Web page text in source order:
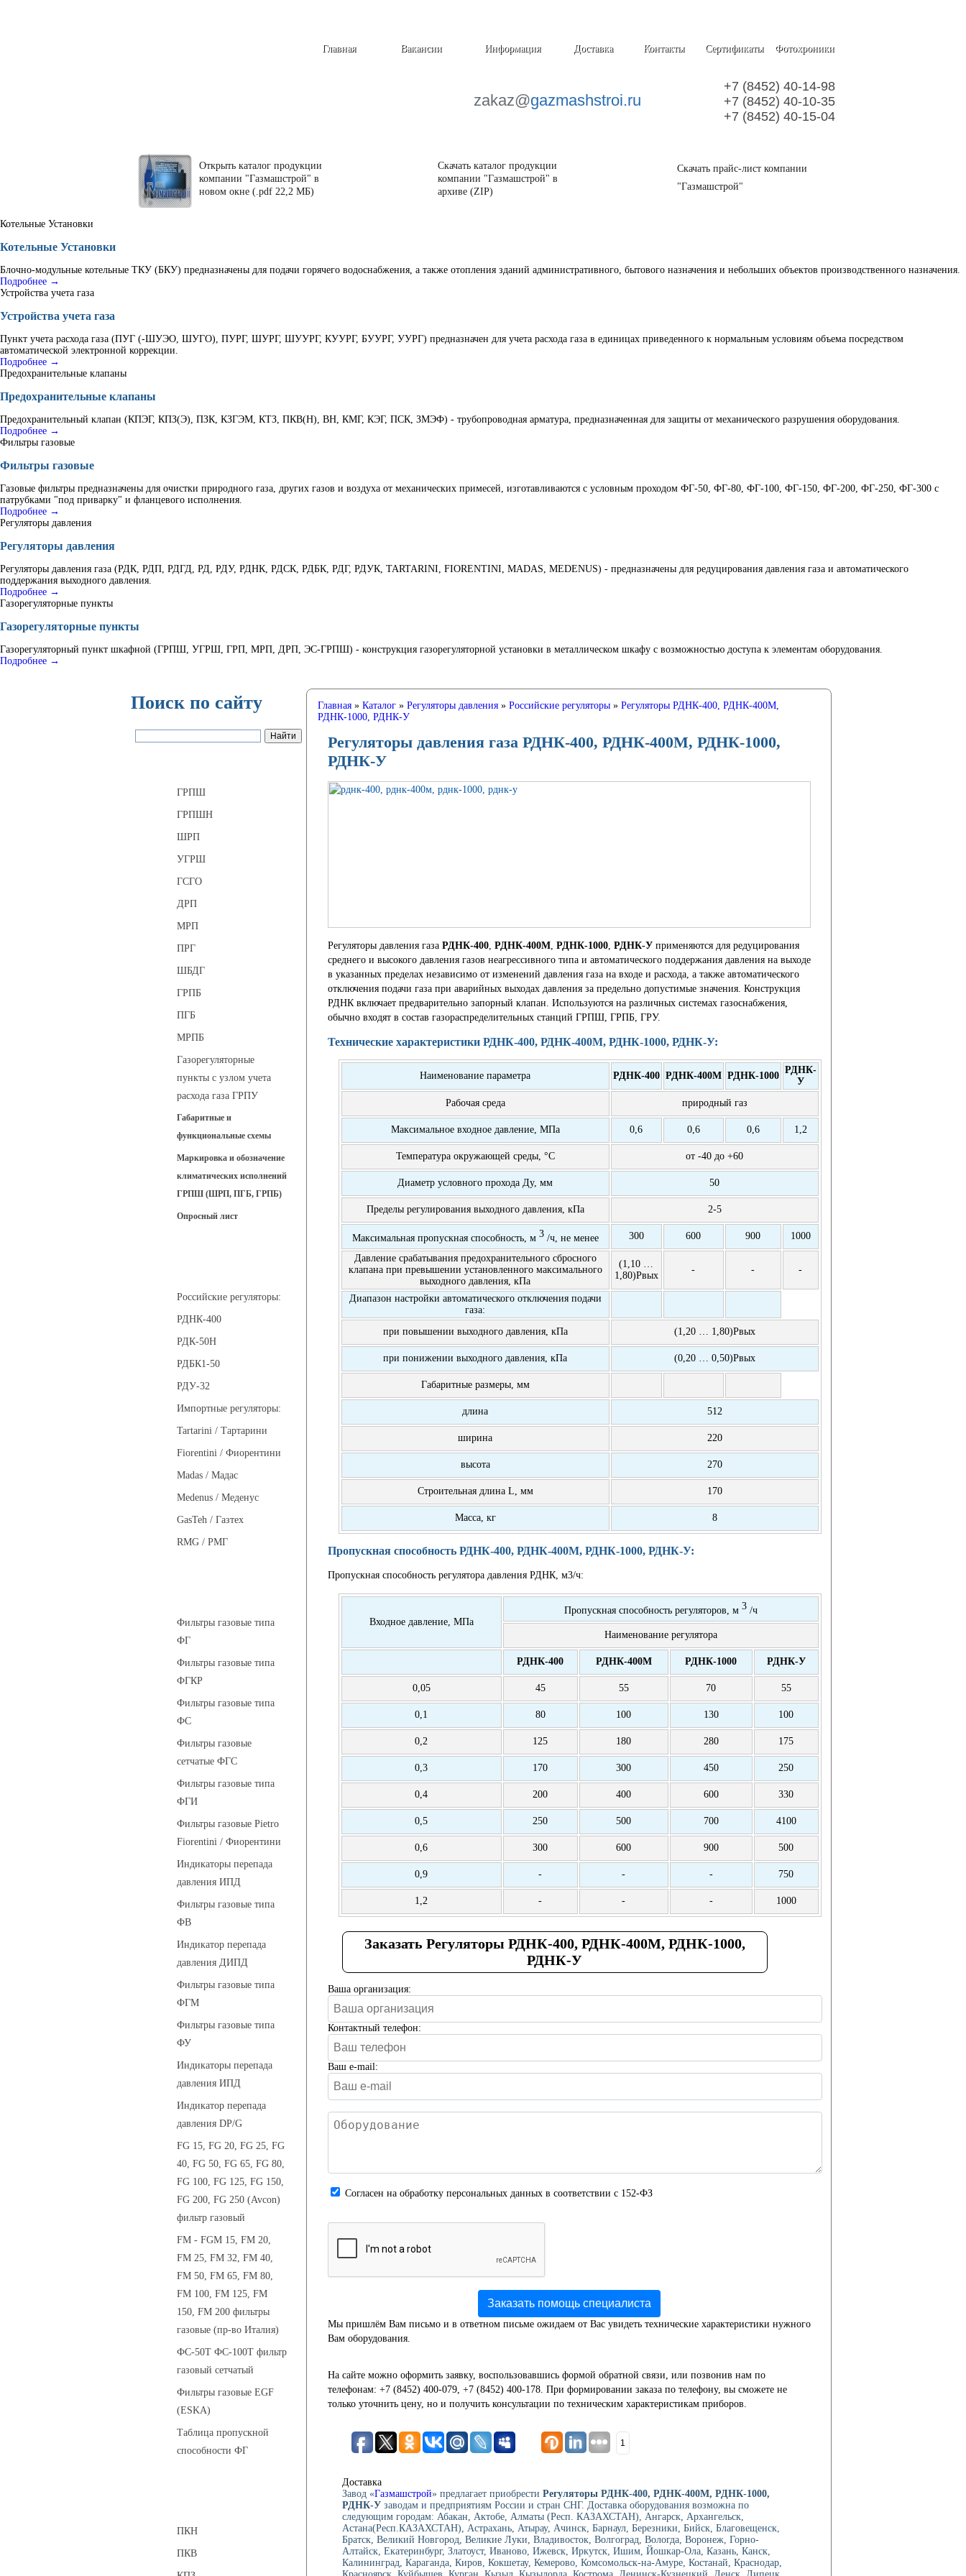
Фотохроники
Сертификаты
Контакты
Доставка
Информация
Вакансии
Главная
zakaz@gazmashstroi.ru
+7 (8452) 40-14-98
+7 (8452) 40-10-35
+7 (8452) 40-15-04
Открыть каталог продукции
компании "Газмашстрой" в
новом окне (.pdf 22,2 МБ)
Скачать каталог продукции
компании "Газмашстрой" в
архиве (ZIP)
Скачать прайс-лист компании
"Газмашстрой"
Котельные Установки
Котельные Установки
Блочно-модульные котельные ТКУ (БКУ) предназначены для подачи горячего водоснабжения, а также отопления зданий административного, бытового назначения и небольших объектов производственного назначения.
Подробнее →
Устройства учета газа
Устройства учета газа
Пункт учета расхода газа (ПУГ (-ШУЭО, ШУГО), ПУРГ, ШУРГ, ШУУРГ, КУУРГ, БУУРГ, УУРГ) предназначен для учета расхода газа в единицах приведенного к нормальным условиям объема посредством
автоматической электронной коррекции.
Подробнее →
Предохранительные клапаны
Предохранительные клапаны
Предохранительный клапан (КПЭГ, КПЗ(Э), ПЗК, КЗГЭМ, КТЗ, ПКВ(Н), ВН, КМГ, КЭГ, ПСК, ЗМЭФ) - трубопроводная арматура, предназначенная для защиты от механического разрушения оборудования.
Подробнее →
Фильтры газовые
Фильтры газовые
Газовые фильтры предназначены для очистки природного газа, других газов и воздуха от механических примесей, изготавливаются с условным проходом ФГ-50, ФГ-80, ФГ-100, ФГ-150, ФГ-200, ФГ-250, ФГ-300 с
патрубками "под приварку" и фланцевого исполнения.
Подробнее →
Регуляторы давления
Регуляторы давления
Регуляторы давления газа (РДК, РДП, РДГД, РД, РДУ, РДНК, РДСК, РДБК, РДГ, РДУК, TARTARINI, FIORENTINI, MADAS, MEDENUS) - предназначены для редуцирования давления газа и автоматического
поддержания выходного давления.
Подробнее →
Газорегуляторные пункты
Газорегуляторные пункты
Газорегуляторный пункт шкафной (ГРПШ, УГРШ, ГРП, МРП, ДРП, ЭС-ГРПШ) - конструкция газорегуляторной установки в металлическом шкафу с возможностью доступа к элементам оборудования.
Подробнее →
Поиск по сайту
ГРПШ
ГРПШН
ШРП
УГРШ
ГСГО
ДРП
МРП
ПРГ
ШБДГ
ГРПБ
ПГБ
МРПБ
Газорегуляторные
пункты с узлом учета
расхода газа ГРПУ
Габаритные и
функциональные схемы
Маркировка и обозначение
климатических исполнений
ГРПШ (ШРП, ПГБ, ГРПБ)
Опросный лист
Российские регуляторы:
РДНК-400
РДК-50Н
РДБК1-50
РДУ-32
Импортные регуляторы:
Tartarini / Тартарини
Fiorentini / Фиорентини
Madas / Мадас
Medenus / Меденус
GasTeh / Газтех
RMG / РМГ
Фильтры газовые типа
ФГ
Фильтры газовые типа
ФГКР
Фильтры газовые типа
ФС
Фильтры газовые
сетчатые ФГС
Фильтры газовые типа
ФГИ
Фильтры газовые Pietro
Fiorentini / Фиорентини
Индикаторы перепада
давления ИПД
Фильтры газовые типа
ФВ
Индикатор перепада
давления ДИПД
Фильтры газовые типа
ФГМ
Фильтры газовые типа
ФУ
Индикаторы перепада
давления ИПД
Индикатор перепада
давления DP/G
FG 15, FG 20, FG 25, FG
40, FG 50, FG 65, FG 80,
FG 100, FG 125, FG 150,
FG 200, FG 250 (Avcon)
фильтр газовый
FM - FGM 15, FM 20,
FM 25, FM 32, FM 40,
FM 50, FM 65, FM 80,
FM 100, FM 125, FM
150, FM 200 фильтры
газовые (пр-во Италия)
ФС-50Т ФС-100Т фильтр
газовый сетчатый
Фильтры газовые EGF
(ESKA)
Таблица пропускной
способности ФГ
ПКН
ПКВ
Главная» Каталог» Регуляторы давления» Российские регуляторы» Регуляторы РДНК-400, РДНК-400М,
РДНК-1000, РДНК-У
Регуляторы давления газа РДНК-400, РДНК-400М, РДНК-1000,
РДНК-У
Регуляторы давления газа РДНК-400, РДНК-400М, РДНК-1000, РДНК-Уприменяются для редуцирования
среднего и высокого давления газов неагрессивного типа и автоматического поддержания давления на выходе
в указанных пределах независимо от изменений давления газа на входе и расхода, а также автоматического
отключения подачи газа при аварийных выходах давления за предельно допустимые значения. Конструкция
РДНК включает предварительно запорный клапан. Используются на различных системах газоснабжения,
обычно входят в состав газораспределительных станций ГРПШ, ГРПБ, ГРУ.
Технические характеристики РДНК-400, РДНК-400М, РДНК-1000, РДНК-У:
Наименование параметра РДНК-400 РДНК-400М РДНК-1000
РДНК-
У
Рабочая среда
природный газ
Максимальное входное давление, МПа 0,6 0,6 0,6 1,2
Температура окружающей среды, °С от -40 до +60
Диаметр условного прохода Ду, мм 50
Пределы регулирования выходного давления, кПа 2-5
Максимальная пропускная способность, м 3/ч, не менее 300 600 900 1000
Давление срабатывания предохранительного сбросного
клапана при превышении установленного максимального
выходного давления, кПа
(1,10 …
1,80)Рвых
- - -
Диапазон настройки автоматического отключения подачи
газа:
при повышении выходного давления, кПа
(1,20 … 1,80)Рвых
при понижении выходного давления, кПа (0,20 … 0,50)Рвых
Габаритные размеры, мм
длина 512
ширина 220
высота 270
Строительная длина L, мм 170
Масса, кг 8
Пропускная способность РДНК-400, РДНК-400М, РДНК-1000, РДНК-У:
Пропускная способность регулятора давления РДНК, м3/ч:
Входное давление, МПа
Пропускная способность регуляторов, м 3/ч
Наименование регулятора
РДНК-400 РДНК-400М РДНК-1000 РДНК-У
0,05 45 55 70 55
0,1 80 100 130 100
0,2 125 180 280 175
0,3 170 300 450 250
0,4 200 400 600 330
0,5 250 500 700 4100
0,6 300 600 900 500
0,9 - - - 750
1,2 - - - 1000
Заказать Регуляторы РДНК-400, РДНК-400М, РДНК-1000,
РДНК-У
Ваша организация:
Контактный телефон:
Ваш e-mail:
Cогласен на обработку персональных данных в соответствии с 152-ФЗ
Заказать помощь специалиста
Мы пришлём Вам письмо и в ответном письме ожидаем от Вас увидеть технические характеристики нужного
Вам оборудования.
На сайте можно оформить заявку, воспользовавшись формой обратной связи, или позвонив нам по
телефонам: +7 (8452) 400-079, +7 (8452) 400-178. При формировании заказа по телефону, вы сможете не
только уточнить цену, но и получить консультации по техническим характеристикам приборов.
1
Доставка
Завод «Газмашстрой» предлагает приобрести Регуляторы РДНК-400, РДНК-400М, РДНК-1000,
РДНК-Узаводам и предприятиям России и стран СНГ. Доставка оборудования возможна по
следующим городам: Абакан, Актобе, Алматы (Респ. КАЗАХСТАН), Ангарск, Архангельск,
Астана(Респ.КАЗАХСТАН), Астрахань, Атырау, Ачинск, Барнаул, Березники, Бийск, Благовещенск,
Братск, Великий Новгород, Великие Луки, Владивосток, Волгоград, Вологда, Воронеж, Горно-
Алтайск, Екатеринбург, Златоуст, Иваново, Ижевск, Иркутск, Ишим, Йошкар-Ола, Казань, Канск,
Калининград, Караганда, Киров, Кокшетау, Кемерово, Комсомольск-на-Амуре, Костанай, Краснодар,